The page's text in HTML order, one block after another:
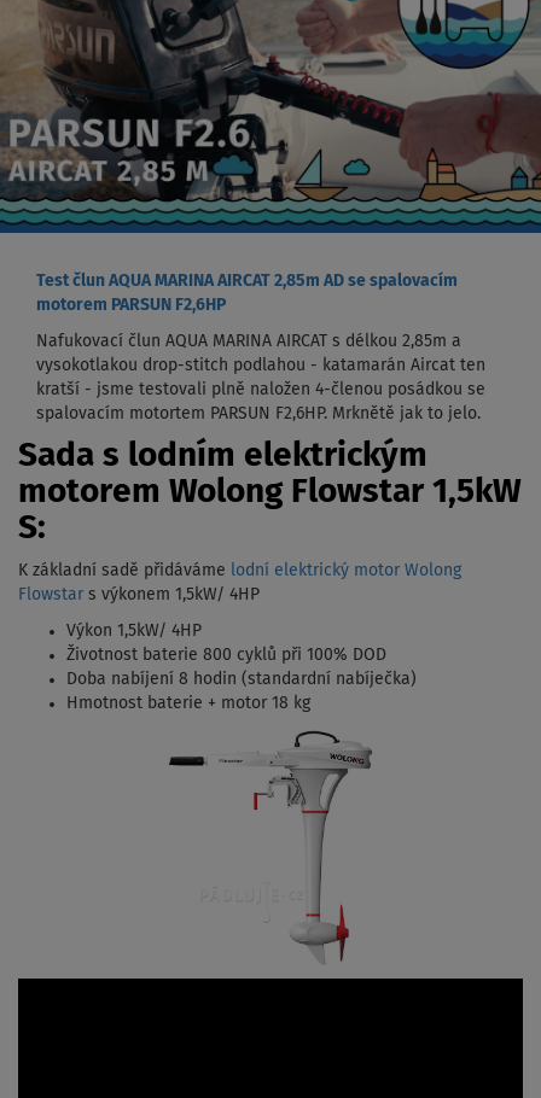
Test člun AQUA MARINA AIRCAT 2,85m AD se spalovacím
motorem PARSUN F2,6HP
Nafukovací člun AQUA MARINA AIRCAT s délkou 2,85m a
vysokotlakou drop-stitch podlahou - katamarán Aircat ten
kratší - jsme testovali plně naložen 4-členou posádkou se
spalovacím motortem PARSUN F2,6HP. Mrknětě jak to jelo.
Sada s lodním elektrickým
motorem Wolong Flowstar 1,5kW
S:
K základní sadě přidáváme lodní elektrický motor Wolong
Flowstar s výkonem 1,5kW/ 4HP
Výkon 1,5kW/ 4HP
Životnost baterie 800 cyklů při 100% DOD
Doba nabíjení 8 hodin (standardní nabíječka)
Hmotnost baterie + motor 18 kg